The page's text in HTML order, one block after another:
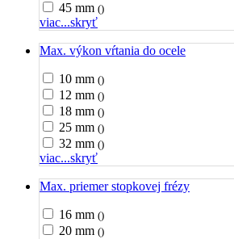
45 mm ()
viac...skryť
Max. výkon vŕtania do ocele
10 mm ()
12 mm ()
18 mm ()
25 mm ()
32 mm ()
viac...skryť
Max. priemer stopkovej frézy
16 mm ()
20 mm ()